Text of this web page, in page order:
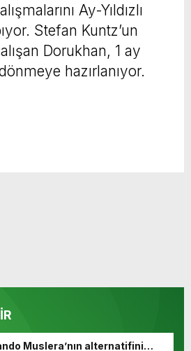
Ay-Yıldızlı
Stefan Kuntz’un
Dorukhan, 1 ay
hazırlanıyor.
Muslera’nın alternatifini